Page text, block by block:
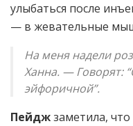
улыбаться после
— в жевательные
На меня надели
Ханна. — Говорят:
эйфоричной”.
Пейджзаметила,